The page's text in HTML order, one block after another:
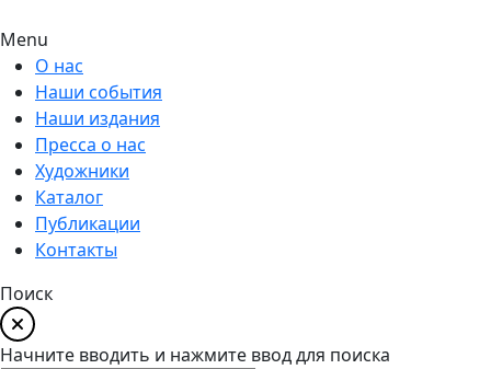
Menu
О нас
Наши события
Наши издания
Пресса о нас
Художники
Каталог
Публикации
Контакты
Поиск
Начните вводить и нажмите ввод для поиска